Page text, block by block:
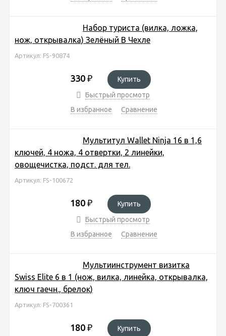
Набор туриста (вилка, ложка,
нож, открывалка) Зелёный В Чехле
Артикул: FS-90874
330 ₽
Купить
Быстрый просмотр
В избранное
Сравнение
Мультитул Wallet Ninja 16 в 1,6
ключей, 4 ножа, 4 отвертки, 2 линейки,
овощечистка, подст. для тел.
Артикул: FS-100672
180 ₽
Купить
Быстрый просмотр
В избранное
Сравнение
Мультиинструмент визитка
Swiss Elite 6 в 1 (нож, вилка, линейка, открывалка,
ключ гаечн., брелок)
Артикул: FS-700361
180 ₽
Купить